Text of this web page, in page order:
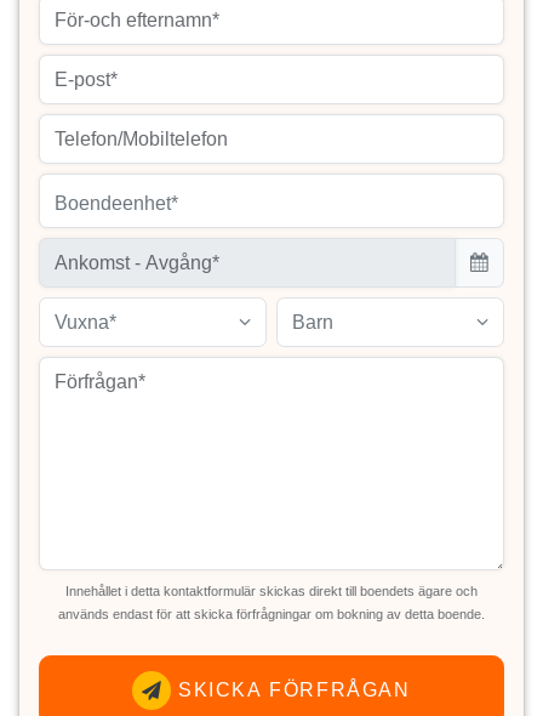
Boendeenhet*
Vuxna* Barn
Innehållet i detta kontaktformulär skickas direkt till boendets ägare och
används endast för att skicka förfrågningar om bokning av detta boende.
SKICKA FÖRFRÅGAN